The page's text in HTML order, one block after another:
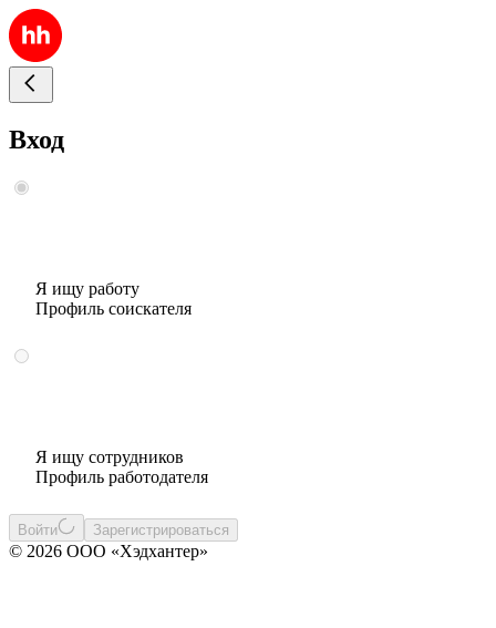
Вход
Я ищу работу
Профиль соискателя
Я ищу сотрудников
Профиль работодателя
Войти Зарегистрироваться
© 2026 ООО «Хэдхантер»